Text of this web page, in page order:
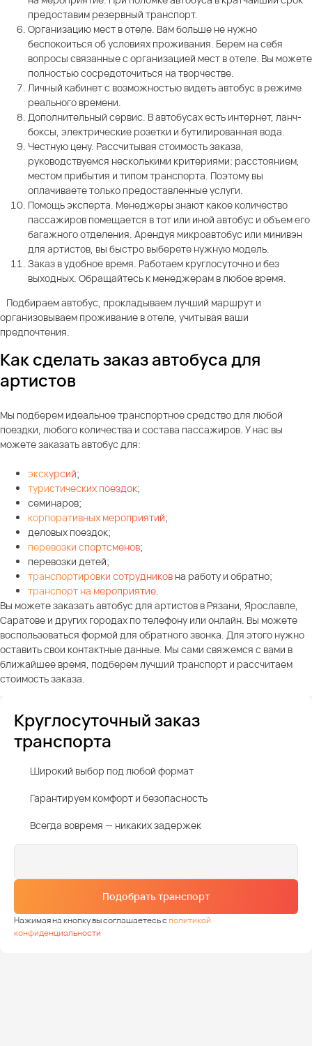
предоставим резервный транспорт.
Организацию мест в отеле. Вам больше не нужно
беспокоиться об условиях проживания. Берем на себя
вопросы связанные с организацией мест в отеле. Вы можете
полностью сосредоточиться на творчестве.
Личный кабинет с возможностью видеть автобус в режиме
реального времени.
Дополнительный сервис. В автобусах есть интернет, ланч-
боксы, электрические розетки и бутилированная вода.
Честную цену. Рассчитывая стоимость заказа,
руководствуемся несколькими критериями: расстоянием,
местом прибытия и типом транспорта. Поэтому вы
оплачиваете только предоставленные услуги.
Помощь эксперта. Менеджеры знают какое количество
пассажиров помещается в тот или иной автобус и объем его
багажного отделения. Арендуя микроавтобус или минивэн
для артистов, вы быстро выберете нужную модель.
Заказ в удобное время. Работаем круглосуточно и без
выходных. Обращайтесь к менеджерам в любое время.
Подбираем автобус, прокладываем лучший маршрут и
организовываем проживание в отеле, учитывая ваши
предпочтения.
Как сделать заказ автобуса для
артистов
Мы подберем идеальное транспортное средство для любой
поездки, любого количества и состава пассажиров. У нас вы
можете заказать автобус для:
экскурсий;
туристических поездок;
семинаров;
корпоративных мероприятий;
деловых поездок;
перевозки спортсменов;
перевозки детей;
транспортировки сотрудников на работу и обратно;
транспорт на мероприятие
Вы можете заказать автобус для артистов в Рязани, Ярославле,
Саратове и других городах по телефону или онлайн. Вы можете
воспользоваться формой для обратного звонка. Для этого нужно
оставить свои контактные данные. Мы сами свяжемся с вами в
ближайшее время, подберем лучший транспорт и рассчитаем
стоимость заказа.
Круглосуточный заказ
транспорта
Широкий выбор под любой формат
Гарантируем комфорт и безопасность
Всегда вовремя — никаких задержек
Подобрать транспорт
Нажимая на кнопку вы соглашаетесь сполитикой
конфиденциальности